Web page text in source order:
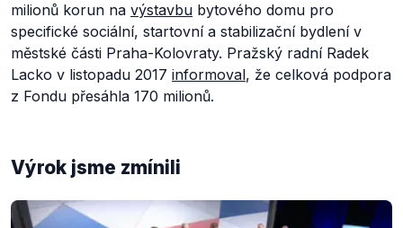
milionů korun na výstavbu bytového domu pro
specifické sociální, startovní a stabilizační bydlení v
městské části Praha-Kolovraty. Pražský radní Radek
Lacko v listopadu 2017 informoval, že celková podpora
z Fondu přesáhla 170 milionů.
Výrok jsme zmínili